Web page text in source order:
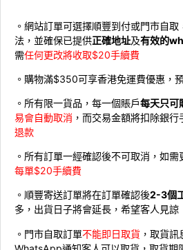
。網站訂單可選擇順豐到付或門市自
法，並確保已提供正確地址及有效的
需任何更改將收取$20手續費
。購物滿$350可享香港免運費優惠，
。所有限一貨品，每一個賬戶每天只可
易會自動取消 ，而交易金額將扣除銀
退款
。所有訂單一經確認後不可取消，如
每單$20手續費
。順豐寄送訂單將在訂單確認後2-3個
多，出貨日子將會延長，希望客人見諒
。門市自取訂單不能即日取貨 ，取貨訊